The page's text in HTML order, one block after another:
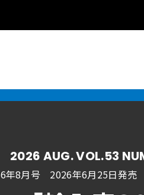
2026 AUG. VOL.53
年8月号 2026年6月25日発売